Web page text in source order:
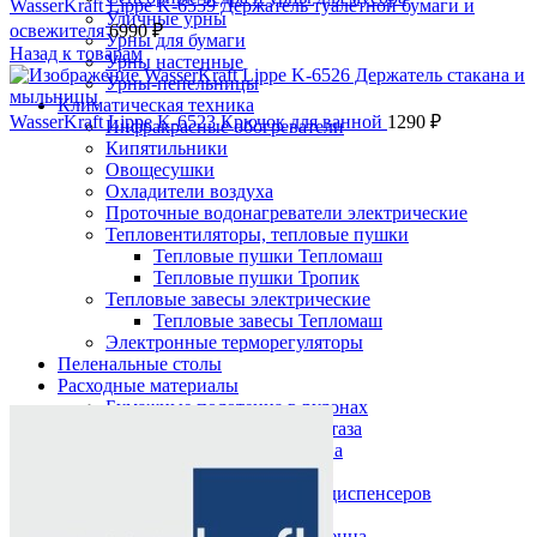
Уличные урны
Урны для бумаги
Урны настенные
Урны-пепельницы
Климатическая техника
Инфракрасные обогреватели
Кипятильники
Овощесушки
Охладители воздуха
Проточные водонагреватели электрические
Тепловентиляторы, тепловые пушки
Тепловые пушки Тепломаш
Тепловые пушки Тропик
Тепловые завесы электрические
Тепловые завесы Тепломаш
Электронные терморегуляторы
Пеленальные столы
Расходные материалы
Бумажные полотенца в рулонах
Бумажные сиденья для унитаза
Дезинфицирующие средства
Жидкое мыло TORK
Картриджи и баллоны для диспенсеров
WasserKraft Lippe K-6559 Держатель туалетной бумаги и
освежителя6990₽
Назад к товарам
WasserKraft Lippe K-6523 Крючок для ванной 1290 ₽
Нажмите, чтобы увеличить